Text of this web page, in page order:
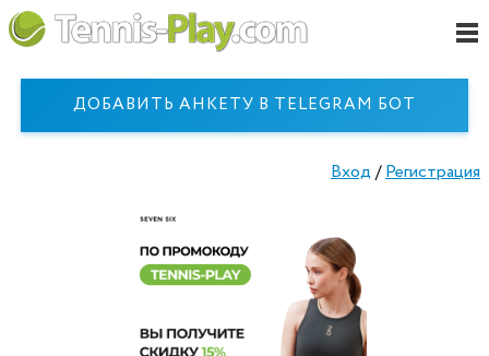
ДОБАВИТЬ АНКЕТУ В TELEGRAM БОТ
Вход /Регистрация